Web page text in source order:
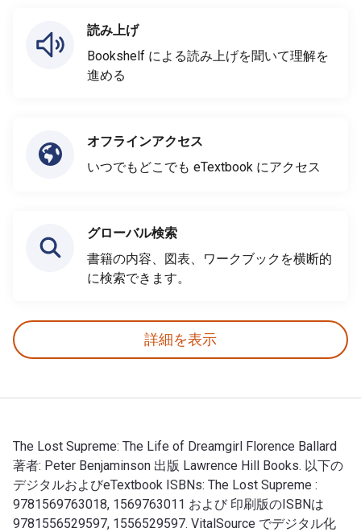
読み上げ
Bookshelf による読み上げを聞いて理解を
進める
オフラインアクセス
いつでもどこでも eTextbook にアクセス
グローバル検索
書籍の内容、図表、ワークブックを横断的
に検索できます。
詳細を表示
The Lost Supreme: The Life of Dreamgirl Florence Ballard
著者: Peter Benjaminson 出版 Lawrence Hill Books. 以下の
デジタルおよびeTextbook ISBNs: The Lost Supreme :
9781569763018, 1569763011 および 印刷版のISBNは
9781556529597, 1556529597. VitalSource でデジタル化